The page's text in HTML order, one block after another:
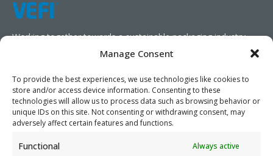
Manage Consent
To provide the best experiences, we use technologies like cookies to
store and/or access device information. Consenting to these
technologies will allow us to process data such as browsing behavior or
unique IDs on this site. Not consenting or withdrawing consent, may
adversely affect certain features and functions.
Functional Always active
Working together towards a sustainable packaging industry.
We aim to simplify our customers’ business operations,
promote sustainability, and increase profitability by providing
them with the appropriate products and services.
As specialists, we collaborate with our partners to design